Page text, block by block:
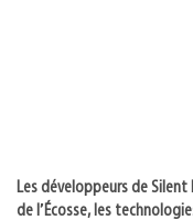
Les développeurs de
de l’Écosse, les